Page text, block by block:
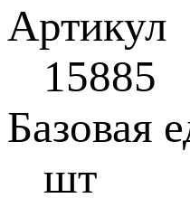
Артикул
15885
Базовая
шт